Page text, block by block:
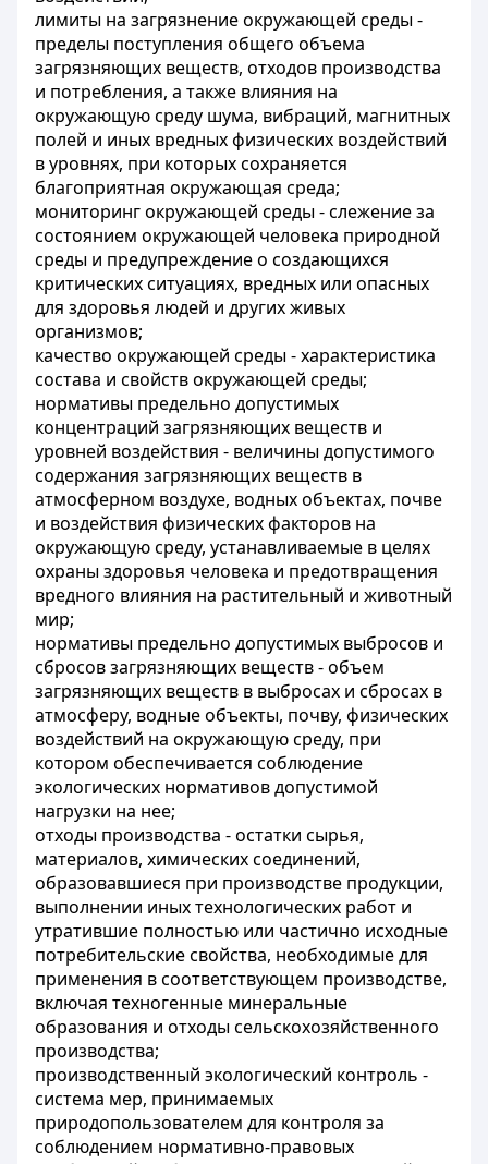
лимиты на загрязнение окружающей среды -
пределы поступления общего объема
загрязняющих веществ, отходов производства
и потребления, а также влияния на
окружающую среду шума, вибраций, магнитных
полей и иных вредных физических воздействий
в уровнях, при которых сохраняется
благоприятная окружающая среда;
мониторинг окружающей среды - слежение за
состоянием окружающей человека природной
среды и предупреждение о создающихся
критических ситуациях, вредных или опасных
для здоровья людей и других живых
организмов;
качество окружающей среды - характеристика
состава и свойств окружающей среды;
нормативы предельно допустимых
концентраций загрязняющих веществ и
уровней воздействия - величины допустимого
содержания загрязняющих веществ в
атмосферном воздухе, водных объектах, почве
и воздействия физических факторов на
окружающую среду, устанавливаемые в целях
охраны здоровья человека и предотвращения
вредного влияния на растительный и животный
мир;
нормативы предельно допустимых выбросов и
сбросов загрязняющих веществ - объем
загрязняющих веществ в выбросах и сбросах в
атмосферу, водные объекты, почву, физических
воздействий на окружающую среду, при
котором обеспечивается соблюдение
экологических нормативов допустимой
нагрузки на нее;
отходы производства - остатки сырья,
материалов, химических соединений,
образовавшиеся при производстве продукции,
выполнении иных технологических работ и
утратившие полностью или частично исходные
потребительские свойства, необходимые для
применения в соответствующем производстве,
включая техногенные минеральные
образования и отходы сельскохозяйственного
производства;
производственный экологический контроль -
система мер, принимаемых
природопользователем для контроля за
соблюдением нормативно-правовых